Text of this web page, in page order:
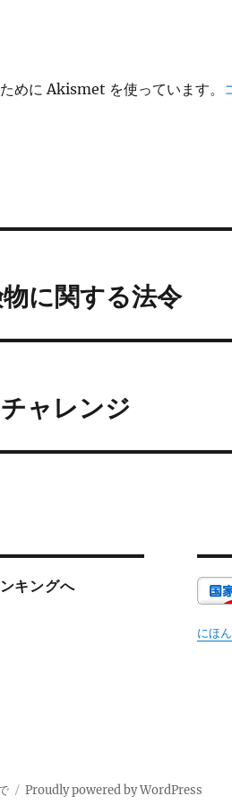
めに Akismet を使っています。
に関する法令
ャレンジ
キングへ
にほ
Proudly powered by WordPress